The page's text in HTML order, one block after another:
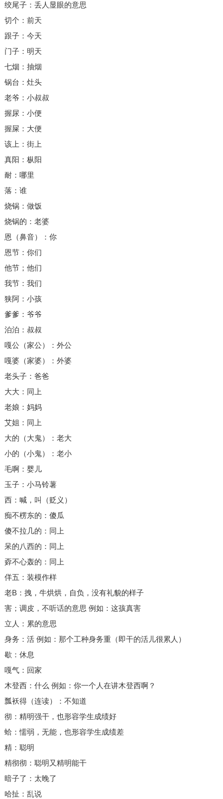
绞尾子：丢人显眼的意思
切个：前天
跟子：今天
门子：明天
七烟：抽烟
锅台：灶头
老爷：小叔叔
握尿：小便
握屎：大便
该上：街上
真阳：枞阳
耐：哪里
落：谁
烧锅：做饭
烧锅的：老婆
恩（鼻音）：你
恩节：你们
他节；他们
我节：我们
狭阿：小孩
爹爹：爷爷
泊泊：叔叔
嘎公（家公）：外公
嘎婆（家婆）：外婆
老头子：爸爸
大大：同上
老娘：妈妈
艾姐：同上
大的（大鬼）：老大
小的（小鬼）：老小
毛啊：婴儿
玉子：小马铃薯
西：喊，叫（贬义）
痴不楞东的：傻瓜
傻不拉几的：同上
呆的八西的：同上
孬不心轰的：同上
佯五：装模作样
老B：拽，牛烘烘，自负，没有礼貌的样子
害；调皮，不听话的意思 例如：这孩真害
立人：累的意思
身务：活 例如：那个工种身务重（即干的活儿很累人）
歇：休息
嘎气：回家
木登西：什么 例如：你一个人在讲木登西啊？
瓢袄得（连读）：不知道
彻：精明强干，也形容学生成绩好
蛤：懦弱，无能，也形容学生成绩差
精：聪明
精彻彻：聪明又精明能干
暗子了：太晚了
哈扯：乱说